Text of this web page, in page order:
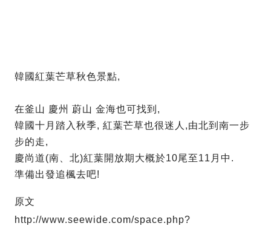
韓國紅葉芒草秋色景點,
在釜山 慶州 蔚山 金海也可找到,
韓國十月踏入秋季, 紅葉芒草也很迷人,由北到南一步
步的走,
慶尚道(南、北)紅葉開放期大概於10尾至11月中.
準備出發追楓去吧!
原文
http://www.seewide.com/space.php?